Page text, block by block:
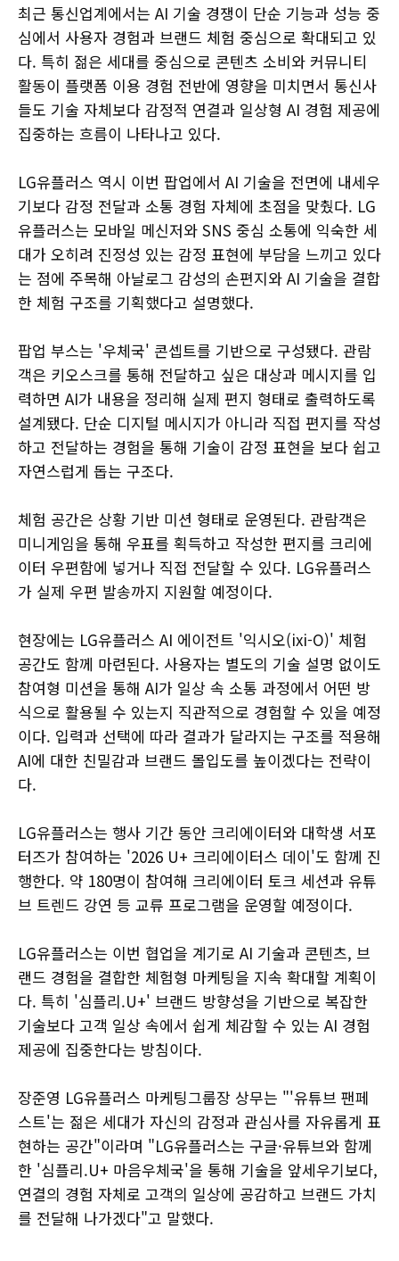
최근 통신업계에서는 AI 기술 경쟁이 단순 기능과 성능 중
심에서 사용자 경험과 브랜드 체험 중심으로 확대되고 있
다. 특히 젊은 세대를 중심으로 콘텐츠 소비와 커뮤니티
활동이 플랫폼 이용 경험 전반에 영향을 미치면서 통신사
들도 기술 자체보다 감정적 연결과 일상형 AI 경험 제공에
집중하는 흐름이 나타나고 있다.
LG유플러스 역시 이번 팝업에서 AI 기술을 전면에 내세우
기보다 감정 전달과 소통 경험 자체에 초점을 맞췄다. LG
유플러스는 모바일 메신저와 SNS 중심 소통에 익숙한 세
대가 오히려 진정성 있는 감정 표현에 부담을 느끼고 있다
는 점에 주목해 아날로그 감성의 손편지와 AI 기술을 결합
한 체험 구조를 기획했다고 설명했다.
팝업 부스는 '우체국' 콘셉트를 기반으로 구성됐다. 관람
객은 키오스크를 통해 전달하고 싶은 대상과 메시지를 입
력하면 AI가 내용을 정리해 실제 편지 형태로 출력하도록
설계됐다. 단순 디지털 메시지가 아니라 직접 편지를 작성
하고 전달하는 경험을 통해 기술이 감정 표현을 보다 쉽고
자연스럽게 돕는 구조다.
체험 공간은 상황 기반 미션 형태로 운영된다. 관람객은
미니게임을 통해 우표를 획득하고 작성한 편지를 크리에
이터 우편함에 넣거나 직접 전달할 수 있다. LG유플러스
가 실제 우편 발송까지 지원할 예정이다.
현장에는 LG유플러스 AI 에이전트 '익시오(ixi-O)' 체험
공간도 함께 마련된다. 사용자는 별도의 기술 설명 없이도
참여형 미션을 통해 AI가 일상 속 소통 과정에서 어떤 방
식으로 활용될 수 있는지 직관적으로 경험할 수 있을 예정
이다. 입력과 선택에 따라 결과가 달라지는 구조를 적용해
AI에 대한 친밀감과 브랜드 몰입도를 높이겠다는 전략이
다.
LG유플러스는 행사 기간 동안 크리에이터와 대학생 서포
터즈가 참여하는 '2026 U+ 크리에이터스 데이'도 함께 진
행한다. 약 180명이 참여해 크리에이터 토크 세션과 유튜
브 트렌드 강연 등 교류 프로그램을 운영할 예정이다.
LG유플러스는 이번 협업을 계기로 AI 기술과 콘텐츠, 브
랜드 경험을 결합한 체험형 마케팅을 지속 확대할 계획이
다. 특히 '심플리.U+' 브랜드 방향성을 기반으로 복잡한
기술보다 고객 일상 속에서 쉽게 체감할 수 있는 AI 경험
제공에 집중한다는 방침이다.
장준영 LG유플러스 마케팅그룹장 상무는 "'유튜브 팬페
스트'는 젊은 세대가 자신의 감정과 관심사를 자유롭게 표
현하는 공간"이라며 "LG유플러스는 구글·유튜브와 함께
한 '심플리.U+ 마음우체국'을 통해 기술을 앞세우기보다,
연결의 경험 자체로 고객의 일상에 공감하고 브랜드 가치
를 전달해 나가겠다"고 말했다.